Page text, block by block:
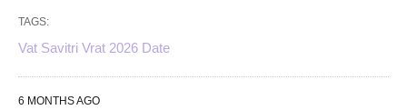
TAGS:
Vat Savitri Vrat 2026 Date
6 MONTHS AGO